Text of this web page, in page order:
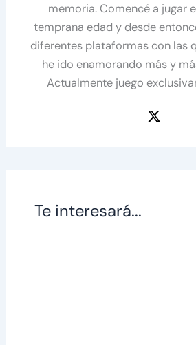
memoria. Comencé a jugar
temprana edad y desde
diferentes plataformas con las
he ido enamorando más y
Actualmente juego
Te interesará...